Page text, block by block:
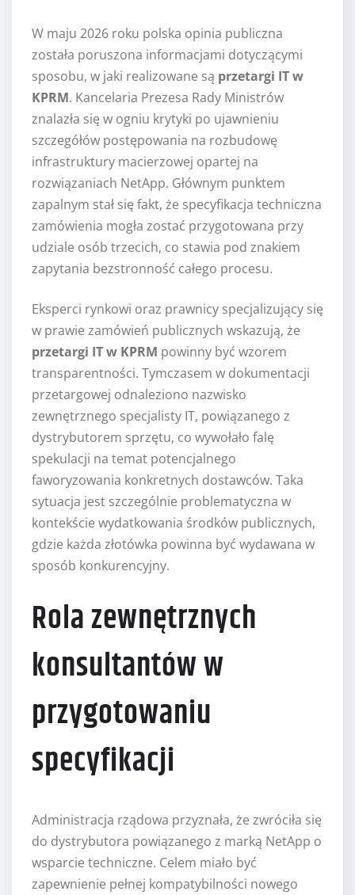
W maju 2026 roku polska opinia publiczna
została poruszona informacjami dotyczącymi
sposobu, w jaki realizowane są przetargi IT w
KPRM. Kancelaria Prezesa Rady Ministrów
znalazła się w ogniu krytyki po ujawnieniu
szczegółów postępowania na rozbudowę
infrastruktury macierzowej opartej na
rozwiązaniach NetApp. Głównym punktem
zapalnym stał się fakt, że specyfikacja techniczna
zamówienia mogła zostać przygotowana przy
udziale osób trzecich, co stawia pod znakiem
zapytania bezstronność całego procesu.
Eksperci rynkowi oraz prawnicy specjalizujący się
w prawie zamówień publicznych wskazują, że
przetargi IT w KPRM powinny być wzorem
transparentności. Tymczasem w dokumentacji
przetargowej odnaleziono nazwisko
zewnętrznego specjalisty IT, powiązanego z
dystrybutorem sprzętu, co wywołało falę
spekulacji na temat potencjalnego
faworyzowania konkretnych dostawców. Taka
sytuacja jest szczególnie problematyczna w
kontekście wydatkowania środków publicznych,
gdzie każda złotówka powinna być wydawana w
sposób konkurencyjny.
Rola zewnętrznych
konsultantów w
przygotowaniu
specyfikacji
Administracja rządowa przyznała, że zwróciła się
do dystrybutora powiązanego z marką NetApp o
wsparcie techniczne. Celem miało być
zapewnienie pełnej kompatybilności nowego